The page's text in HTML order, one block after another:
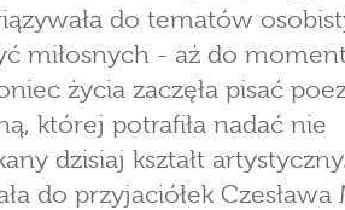
do tematów
miłosnych - aż do
życia zaczęła pisać
której potrafiła nadać nie
dzisiaj kształt
do przyjaciółek Czesława